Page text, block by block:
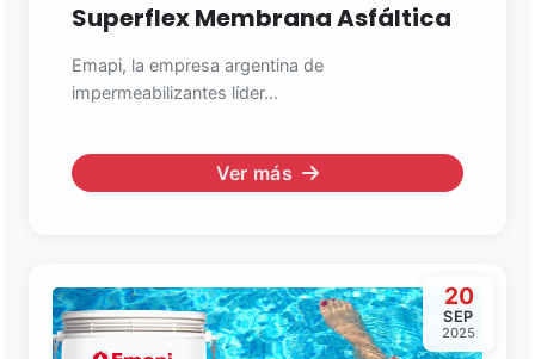
Superflex Membrana Asfáltica
Emapi, la empresa argentina de
impermeabilizantes líder...
Ver más
20
SEP
2025